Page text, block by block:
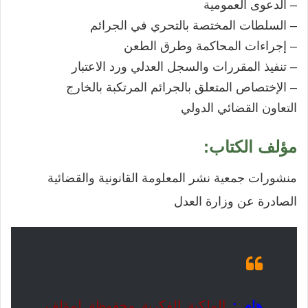
– الدعوى العمومية
– السلطات المختصة بالتحري في الجرائم
– إجراءات المحاكمة وطرق الطعن
– تنفيذ المقررات والسجل العدلي ورد الاعتبار
– الإختصاص المتعلق بالجرائم المرتكبة بالخارج
التعاون القضائي الدولي
مؤلف الكتاب:
منشورات جمعية نشر المعلومة القانونية والقضائية
الصادرة عن وزارة العدل